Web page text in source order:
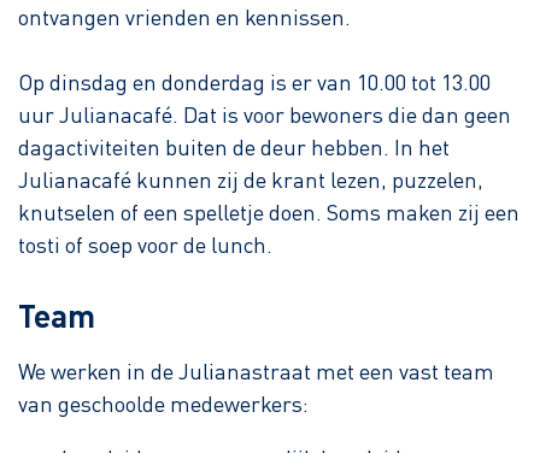
ontvangen vrienden en kennissen.
Op dinsdag en donderdag is er van 10.00 tot 13.00
uur Julianacafé. Dat is voor bewoners die dan geen
dagactiviteiten buiten de deur hebben. In het
Julianacafé kunnen zij de krant lezen, puzzelen,
knutselen of een spelletje doen. Soms maken zij een
tosti of soep voor de lunch.
Team
We werken in de Julianastraat met een vast team
van geschoolde medewerkers: